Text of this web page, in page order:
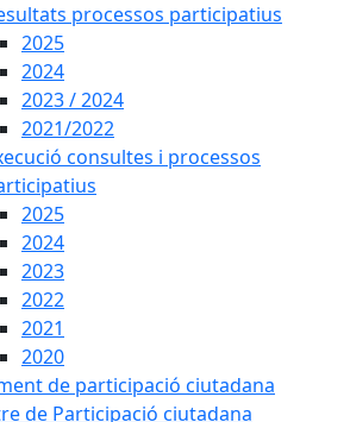
processos participatius
2025
2024
2023 / 2024
2021/2022
consultes i processos
2025
2024
2023
2022
2021
2020
de participació ciutadana
de Participació ciutadana